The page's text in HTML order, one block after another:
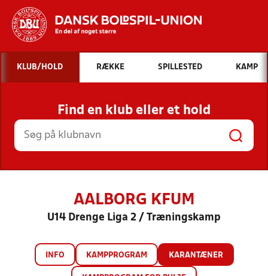
Hvad vil du søge efter?
INDHOLD OG NYHEDER
STILLINGER, RESULTATER, KLUBBER OG
HOLD
KLUB/HOLD RÆKKE SPILLESTED KAMP
Find en klub eller et hold
AALBORG KFUM
U14 Drenge Liga 2 / Træningskamp
INFO KAMPPROGRAM KARANTÆNER